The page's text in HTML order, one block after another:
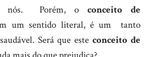
nós. Porém, o conceito de
um sentido literal, é um tanto
Será que esteconceito de